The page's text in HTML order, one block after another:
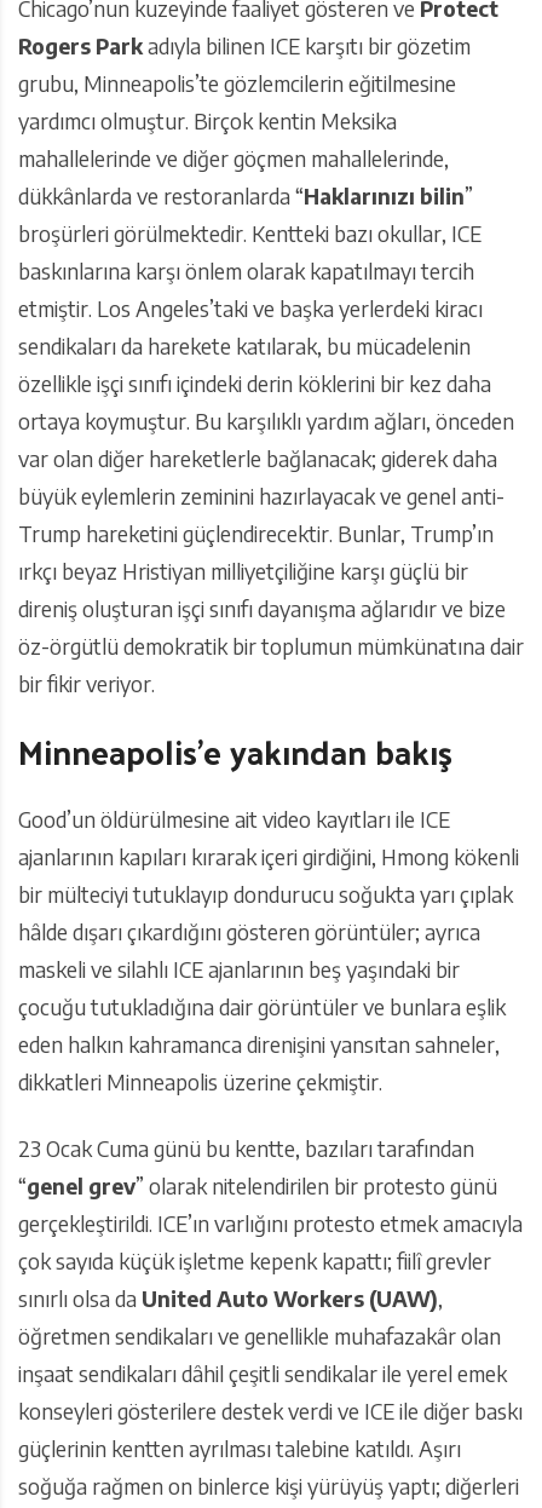
Chicago’nun kuzeyinde faaliyet gösteren ve Protect
Rogers Parkadıyla bilinen ICE karşıtı bir gözetim
grubu, Minneapolis’te gözlemcilerin eğitilmesine
yardımcı olmuştur. Birçok kentin Meksika
mahallelerinde ve diğer göçmen mahallelerinde,
dükkânlarda ve restoranlarda “Haklarınızı bilin”
broşürleri görülmektedir. Kentteki bazı okullar, ICE
baskınlarına karşı önlem olarak kapatılmayı tercih
etmiştir. Los Angeles’taki ve başka yerlerdeki kiracı
sendikaları da harekete katılarak, bu mücadelenin
özellikle işçi sınıfı içindeki derin köklerini bir kez daha
ortaya koymuştur. Bu karşılıklı yardım ağları, önceden
var olan diğer hareketlerle bağlanacak; giderek daha
büyük eylemlerin zeminini hazırlayacak ve genel anti-
Trump hareketini güçlendirecektir. Bunlar, Trump’ın
ırkçı beyaz Hristiyan milliyetçiliğine karşı güçlü bir
direniş oluşturan işçi sınıfı dayanışma ağlarıdır ve bize
öz-örgütlü demokratik bir toplumun mümkünatına dair
bir fikir veriyor.
Minneapolis’e yakından bakış
Good’un öldürülmesine ait video kayıtları ile ICE
ajanlarının kapıları kırarak içeri girdiğini, Hmong kökenli
bir mülteciyi tutuklayıp dondurucu soğukta yarı çıplak
hâlde dışarı çıkardığını gösteren görüntüler; ayrıca
maskeli ve silahlı ICE ajanlarının beş yaşındaki bir
çocuğu tutukladığına dair görüntüler ve bunlara eşlik
eden halkın kahramanca direnişini yansıtan sahneler,
dikkatleri Minneapolis üzerine çekmiştir.
23 Ocak Cuma günü bu kentte, bazıları tarafından
“genel grev” olarak nitelendirilen bir protesto günü
gerçekleştirildi. ICE’ın varlığını protesto etmek amacıyla
çok sayıda küçük işletme kepenk kapattı; fiilî grevler
sınırlı olsa da United Auto Workers (UAW),
öğretmen sendikaları ve genellikle muhafazakâr olan
inşaat sendikaları dâhil çeşitli sendikalar ile yerel emek
konseyleri gösterilere destek verdi ve ICE ile diğer baskı
güçlerinin kentten ayrılması talebine katıldı. Aşırı
soğuğa rağmen on binlerce kişi yürüyüş yaptı; diğerleri